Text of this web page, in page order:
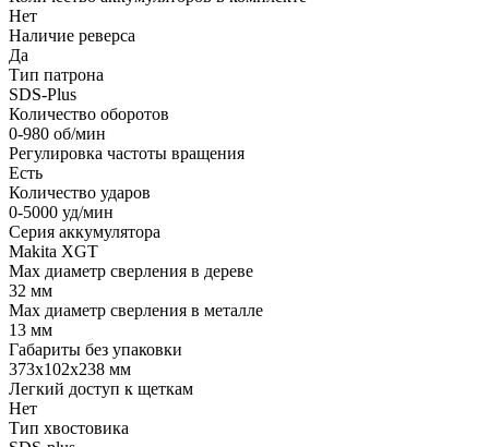
Нет
Наличие реверса
Да
Тип патрона
SDS-Plus
Количество оборотов
0-980 об/мин
Регулировка частоты вращения
Есть
Количество ударов
0-5000 уд/мин
Серия аккумулятора
Makita XGT
Мах диаметр сверления в дереве
32 мм
Max диаметр сверления в металле
13 мм
Габариты без упаковки
373х102x238 мм
Легкий доступ к щеткам
Нет
Тип хвостовика